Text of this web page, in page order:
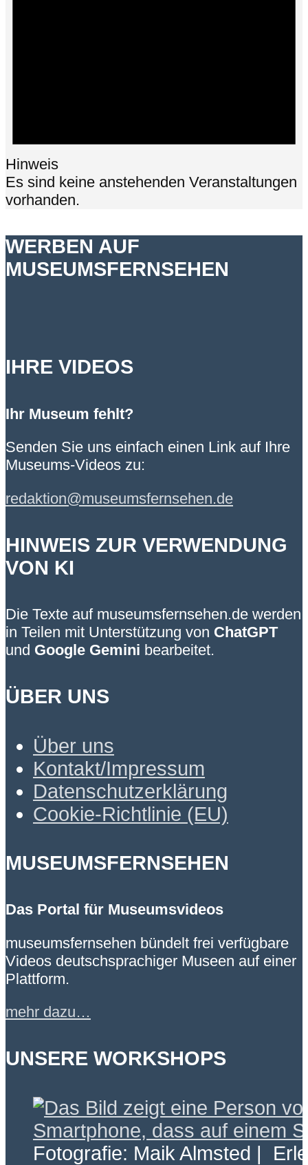
Hinweis
Es sind keine anstehenden Veranstaltungen
vorhanden.
WERBEN AUF
MUSEUMSFERNSEHEN
IHRE VIDEOS
Ihr Museum fehlt?
Senden Sie uns einfach einen Link auf Ihre
Museums-Videos zu:
redaktion@museumsfernsehen.de
HINWEIS ZUR VERWENDUNG
VON KI
Die Texte auf museumsfernsehen.de werden
in Teilen mit Unterstützung von ChatGPT
und Google Gemini bearbeitet.
ÜBER UNS
Über uns
Kontakt/Impressum
Datenschutzerklärung
Cookie-Richtlinie (EU)
MUSEUMSFERNSEHEN
Das Portal für Museumsvideos
museumsfernsehen bündelt frei verfügbare
Videos deutschsprachiger Museen auf einer
Plattform.
mehr dazu…
UNSERE WORKSHOPS
Fotografie: Maik Almsted |